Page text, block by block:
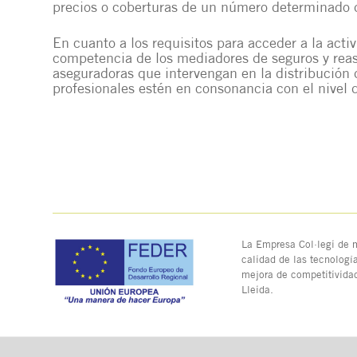
precios o coberturas de un número
En cuanto a los requisitos para acceder a la
competencia de los mediadores de seguros y
aseguradoras que intervengan en la
profesionales estén en consonancia con el
La Empresa Col·legi de
calidad de las
mejora de
Lleida.